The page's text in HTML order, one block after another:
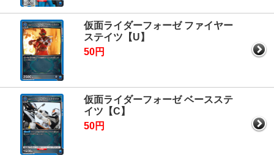
仮面ライダーフォーゼ ファイヤー
ステイツ【U】
50円
仮面ライダーフォーゼ ベースステ
イツ【C】
50円